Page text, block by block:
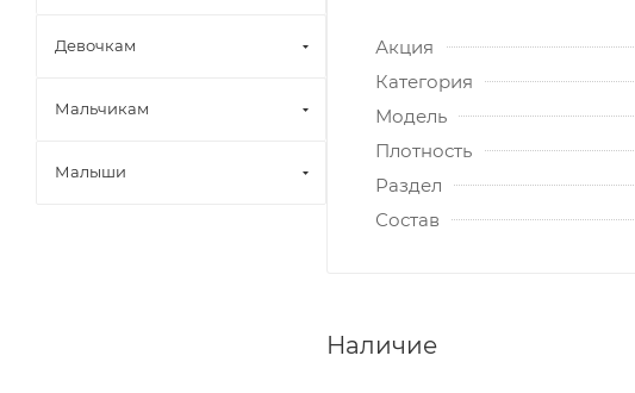
Акция
Категория
Модель
Плотность
Раздел
Состав
Наличие
Девочкам
Мальчикам
Малыши